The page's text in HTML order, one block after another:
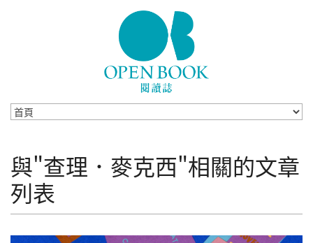
與"查理．麥克西"相關的文章
列表